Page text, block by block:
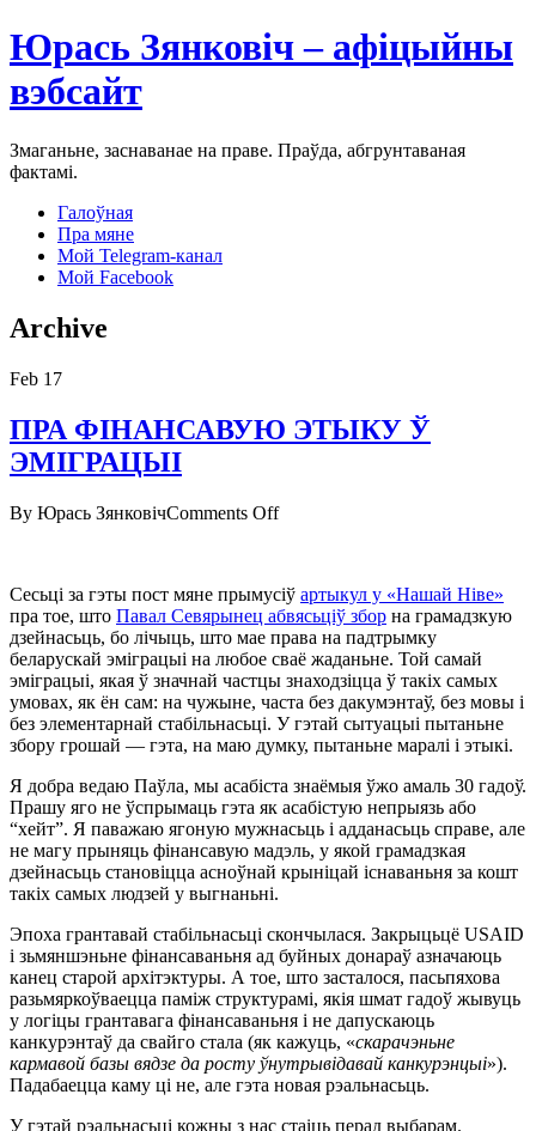
Юрась Зянковіч – афіцыйны
вэбсайт
Змаганьне, заснаванае на праве. Праўда, абгрунтаваная
фактамі.
Галоўная
Пра мяне
Мой Telegram-канал
Мой Facebook
Archive
Feb 17
ПРА ФІНАНСАВУЮ ЭТЫКУ Ў
ЭМІГРАЦЫІ
By Юрась ЗянковічComments Offon
Ў
ЭМІГРАЦЫІ
Сесьці за гэты пост мяне прымусіў артыкул у «Нашай Ніве»
пра тое, што Павал Севярынец абвясьціў збор на грамадзкую
дзейнасьць, бо лічыць, што мае права на падтрымку
беларускай эміграцыі на любое сваё жаданьне. Той самай
эміграцыі, якая ў значнай частцы знаходзіцца ў такіх самых
умовах, як ён сам: на чужыне, часта без дакумэнтаў, без мовы і
без элементарнай стабільнасьці. У гэтай сытуацыі пытаньне
збору грошай — гэта, на маю думку, пытаньне маралі і этыкі.
Я добра ведаю Паўла, мы асабіста знаёмыя ўжо амаль 30 гадоў.
Прашу яго не ўспрымаць гэта як асабістую непрыязь або
“хейт”. Я паважаю ягоную мужнасьць і адданасьць справе, але
не магу прыняць фінансавую мадэль, у якой грамадзкая
дзейнасьць становіцца асноўнай крыніцай існаваньня за кошт
такіх самых людзей у выгнаньні.
Эпоха грантавай стабільнасьці скончылася. Закрыцьцё USAID
і зьмяншэньне фінансаваньня ад буйных донараў азначаюць
канец старой архітэктуры. А тое, што засталося, пасьпяхова
разьмяркоўваецца паміж структурамі, якія шмат гадоў жывуць
у логіцы грантавага фінансаваньня і не дапускаюць
канкурэнтаў да свайго стала (як кажуць, «скарачэньне
кармавой базы вядзе да росту ўнутрывідавай канкурэнцыі»).
Падабаецца каму ці не, але гэта новая рэальнасьць.
У гэтай рэальнасьці кожны з нас стаіць перад выбарам.